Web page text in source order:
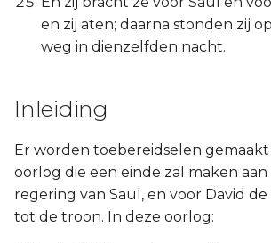
en zij aten; daarna stonden zij
weg in dienzelfden nacht.
Inleiding
Er worden toebereidselen
oorlog die een einde zal maken
regering van Saul, en voor David
tot de troon. In deze oorlog: